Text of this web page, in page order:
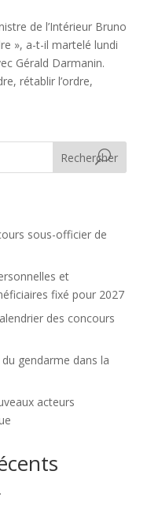
de l’Intérieur Bruno
», a-t-il martelé lundi
Gérald Darmanin.
rétablir l’ordre,
Rechercher
sous-officier de
et
fixé pour 2027
des concours
gendarme dans la
acteurs